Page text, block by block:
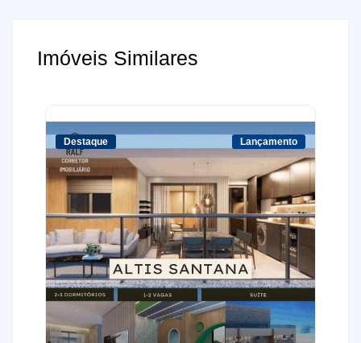
Imóveis Similares
Destaque Lançamento